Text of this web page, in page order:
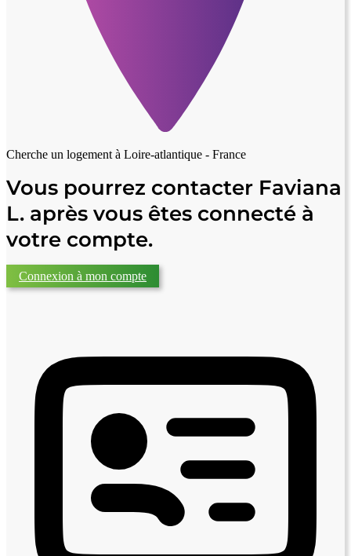
Cherche un logement à Loire-atlantique - France
Vous pourrez contacter Faviana
L. après vous êtes connecté à
votre compte.
Connexion à mon compte